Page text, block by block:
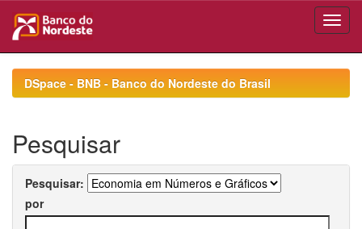
navigationDSpace - BNB - Banco do Nordeste do Brasil
Pesquisar
Pesquisar:
por